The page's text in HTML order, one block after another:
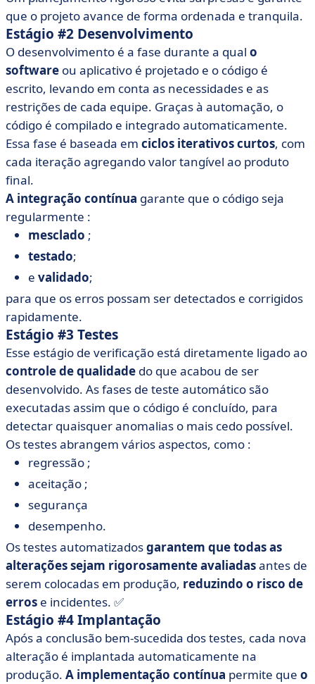
que o projeto avance de forma ordenada e tranquila.
Estágio #2 Desenvolvimento
O desenvolvimento é a fase durante a qual o
software ou aplicativo é projetado e o código é
escrito, levando em conta as necessidades e as
restrições de cada equipe. Graças à automação, o
código é compilado e integrado automaticamente.
Essa fase é baseada em ciclos iterativos curtos, com
cada iteração agregando valor tangível ao produto
final.
A integração contínua garante que o código seja
regularmente :
mesclado ;
testado;
e validado;
para que os erros possam ser detectados e corrigidos
rapidamente.
Estágio #3 Testes
Esse estágio de verificação está diretamente ligado ao
controle de qualidade do que acabou de ser
desenvolvido. As fases de teste automático são
executadas assim que o código é concluído, para
detectar quaisquer anomalias o mais cedo possível.
Os testes abrangem vários aspectos, como :
regressão ;
aceitação ;
segurança
desempenho.
Os testes automatizadosgarantem que todas as
alterações sejam rigorosamente avaliadasantes de
serem colocadas em produção, reduzindo o risco de
erros e incidentes. ✅
Estágio #4 Implantação
Após a conclusão bem-sucedida dos testes, cada nova
alteração é implantada automaticamente na
produção. A implementação contínua permite que o